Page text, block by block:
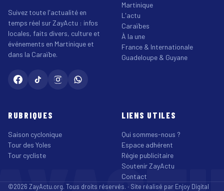
Suivez toute l'actualité en
temps réel sur ZayActu : infos
locales, faits divers, culture et
événements en Martinique et
dans la Caraïbe.
Martinique
L'actu
Caraïbes
À la une
France & Internationale
Guadeloupe & Guyane
RUBRIQUES
Saison cyclonique
Tour des Yoles
Tour cycliste
LIENS UTILES
Qui sommes-nous ?
Espace adhérent
Régie publicitaire
Soutenir ZayActu
Contact
©2026 ZayActu.org. Tous droits réservés. · Site réalisé par Enjoy Digital